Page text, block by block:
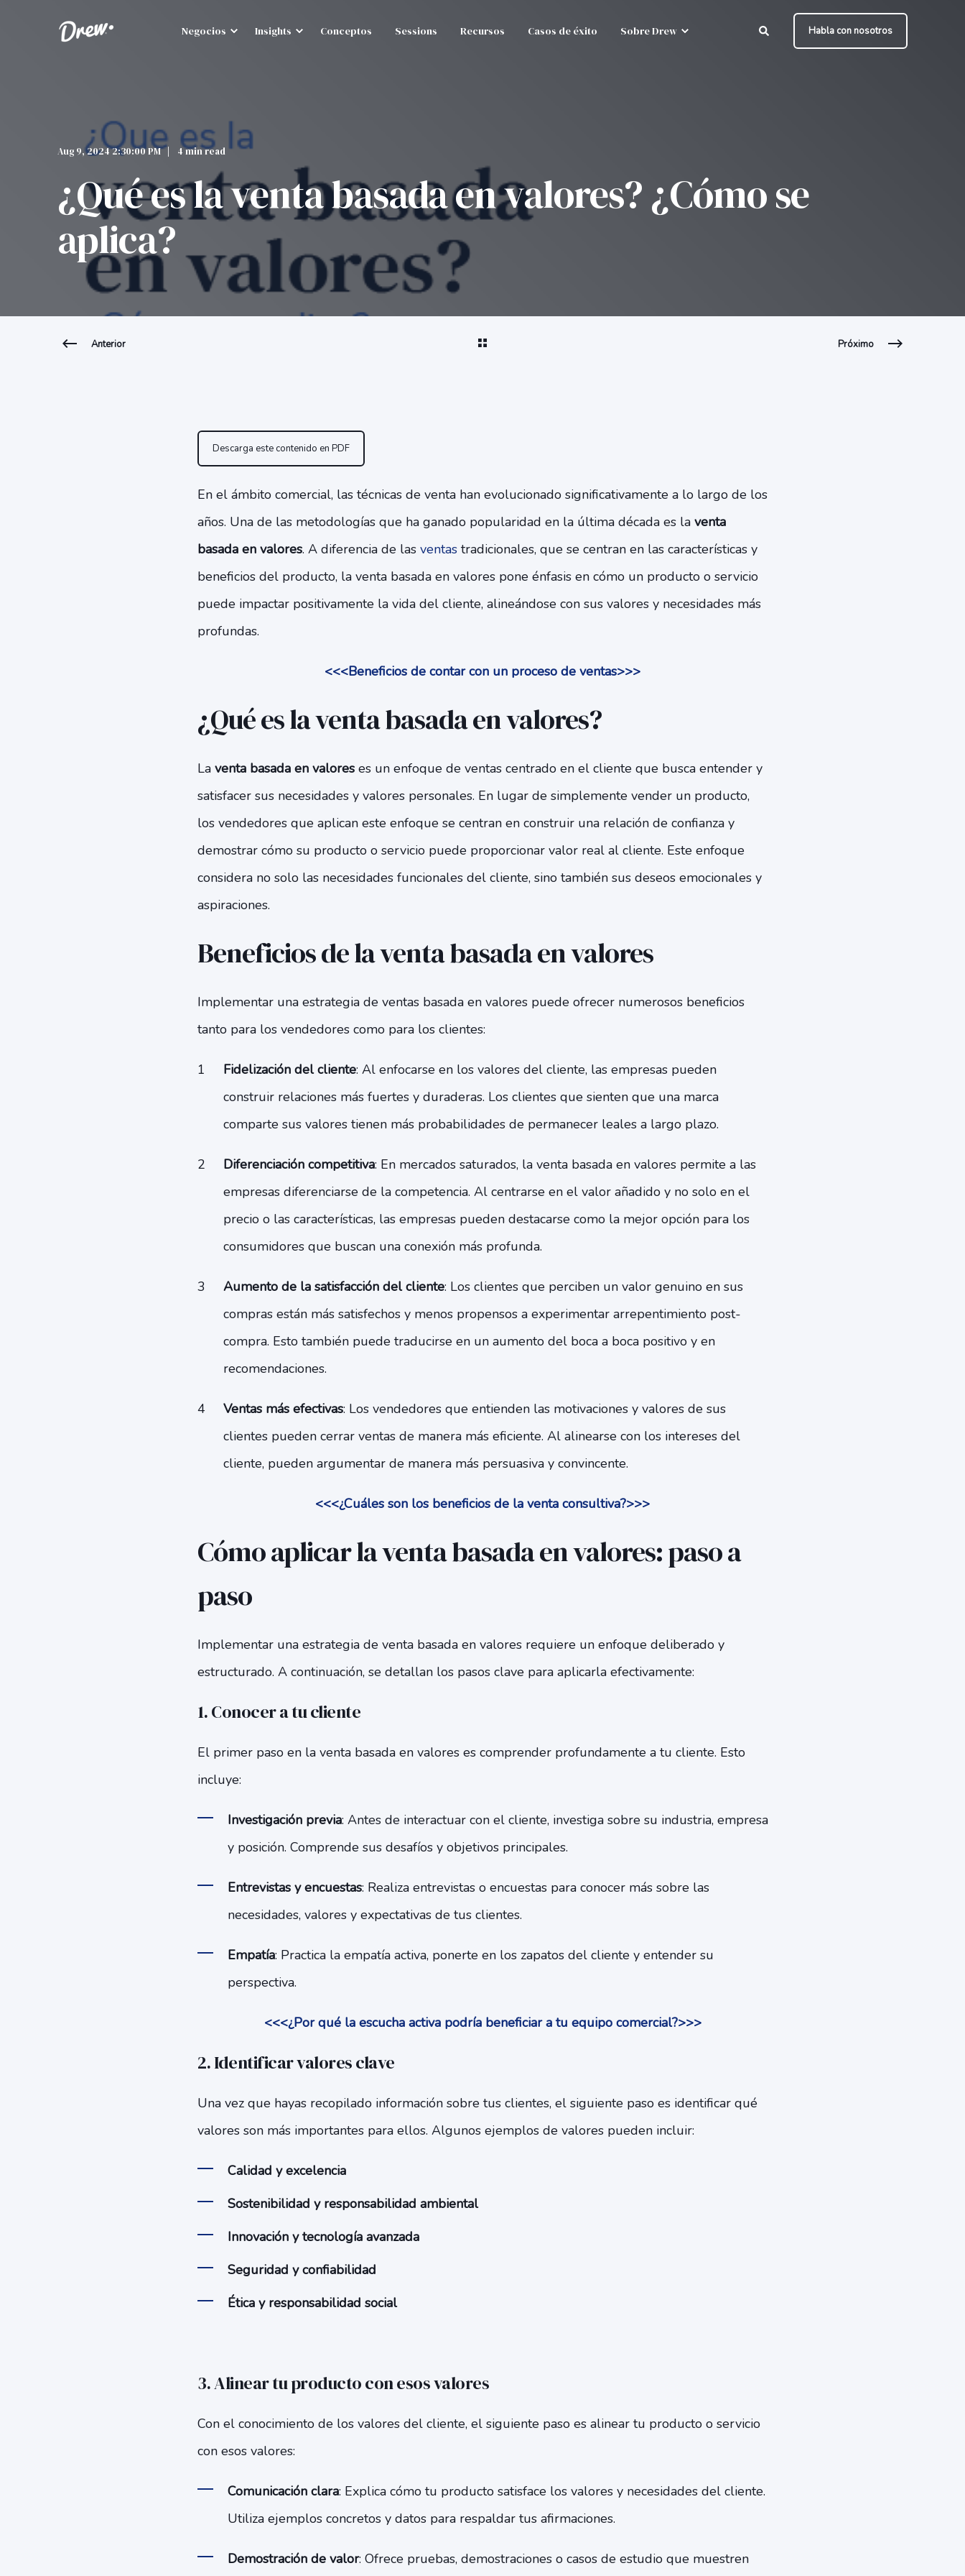
Negocios Insights Conceptos Sessions Recursos Casos de éxito Sobre Drew Habla con nosotros
Aug 9, 2024 2:30:00 PM 4 min read
¿Qué es la venta basada en valores? ¿Cómo se
aplica?
Anterior Próximo
Descarga este contenido en PDF
En el ámbito comercial, las técnicas de venta han evolucionado significativamente a lo largo de los
años. Una de las metodologías que ha ganado popularidad en la última década es la venta
basada en valores. A diferencia de lasventas tradicionales, que se centran en las características y
beneficios del producto, la venta basada en valores pone énfasis en cómo un producto o servicio
puede impactar positivamente la vida del cliente, alineándose con sus valores y necesidades más
profundas.
<<<Beneficios de contar con un proceso de ventas>>>
¿Qué es la venta basada en valores?
La venta basada en valoreses un enfoque de ventas centrado en el cliente que busca entender y
satisfacer sus necesidades y valores personales. En lugar de simplemente vender un producto,
los vendedores que aplican este enfoque se centran en construir una relación de confianza y
demostrar cómo su producto o servicio puede proporcionar valor real al cliente. Este enfoque
considera no solo las necesidades funcionales del cliente, sino también sus deseos emocionales y
aspiraciones.
Beneficios de la venta basada en valores
Implementar una estrategia de ventas basada en valores puede ofrecer numerosos beneficios
tanto para los vendedores como para los clientes:
Fidelización del cliente: Al enfocarse en los valores del cliente, las empresas pueden
construir relaciones más fuertes y duraderas. Los clientes que sienten que una marca
comparte sus valores tienen más probabilidades de permanecer leales a largo plazo.
Diferenciación competitiva: En mercados saturados, la venta basada en valores permite a las
empresas diferenciarse de la competencia. Al centrarse en el valor añadido y no solo en el
precio o las características, las empresas pueden destacarse como la mejor opción para los
consumidores que buscan una conexión más profunda.
Aumento de la satisfacción del cliente: Los clientes que perciben un valor genuino en sus
compras están más satisfechos y menos propensos a experimentar arrepentimiento post-
compra. Esto también puede traducirse en un aumento del boca a boca positivo y en
recomendaciones.
Ventas más efectivas: Los vendedores que entienden las motivaciones y valores de sus
clientes pueden cerrar ventas de manera más eficiente. Al alinearse con los intereses del
cliente, pueden argumentar de manera más persuasiva y convincente.
<<<¿Cuáles son los beneficios de la venta consultiva?>>>
Cómo aplicar la venta basada en valores: paso a
paso
Implementar una estrategia de venta basada en valores requiere un enfoque deliberado y
estructurado. A continuación, se detallan los pasos clave para aplicarla efectivamente:
1. Conocer a tu cliente
El primer paso en la venta basada en valores es comprender profundamente a tu cliente. Esto
incluye:
Investigación previa: Antes de interactuar con el cliente, investiga sobre su industria, empresa
y posición. Comprende sus desafíos y objetivos principales.
Entrevistas y encuestas: Realiza entrevistas o encuestas para conocer más sobre las
necesidades, valores y expectativas de tus clientes.
Empatía: Practica la empatía activa, ponerte en los zapatos del cliente y entender su
perspectiva.
<<<¿Por qué la escucha activa podría beneficiar a tu equipo comercial?>>>
2. Identificar valores clave
Una vez que hayas recopilado información sobre tus clientes, el siguiente paso es identificar qué
valores son más importantes para ellos. Algunos ejemplos de valores pueden incluir:
Calidad y excelencia
Sostenibilidad y responsabilidad ambiental
Innovación y tecnología avanzada
Seguridad y confiabilidad
Ética y responsabilidad social
3. Alinear tu producto con esos valores
Con el conocimiento de los valores del cliente, el siguiente paso es alinear tu producto o servicio
con esos valores:
Comunicación clara: Explica cómo tu producto satisface los valores y necesidades del cliente.
Utiliza ejemplos concretos y datos para respaldar tus afirmaciones.
Demostración de valor: Ofrece pruebas, demostraciones o casos de estudio que muestren